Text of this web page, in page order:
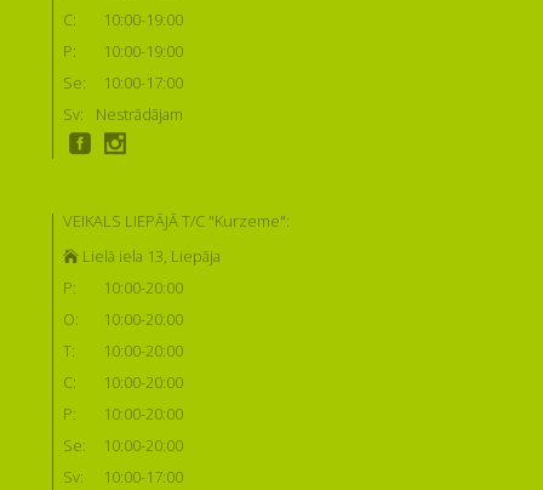
C:
10:00-19:00
P:
10:00-19:00
Se:
10:00-17:00
Sv:
Nestrādājam
VEIKALS LIEPĀJĀ T/C "Kurzeme":
Lielā iela 13, Liepāja
P:
10:00-20:00
O:
10:00-20:00
T:
10:00-20:00
C:
10:00-20:00
P:
10:00-20:00
Se:
10:00-20:00
Sv:
10:00-17:00